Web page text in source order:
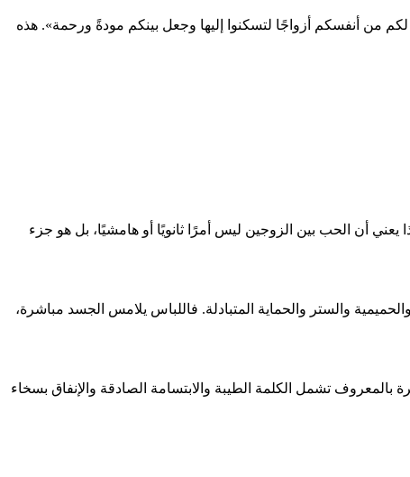
من أنفسكم أزواجًا لتسكنوا إليها وجعل بينكم مودةً ورحمة». هذه
يعني أن الحب بين الزوجين ليس أمرًا ثانويًا أو هامشيًا، بل هو جزء
والستر والحماية المتبادلة. فاللباس يلامس الجسد مباشرة،
تشمل الكلمة الطيبة والابتسامة الصادقة والإنفاق بسخاء